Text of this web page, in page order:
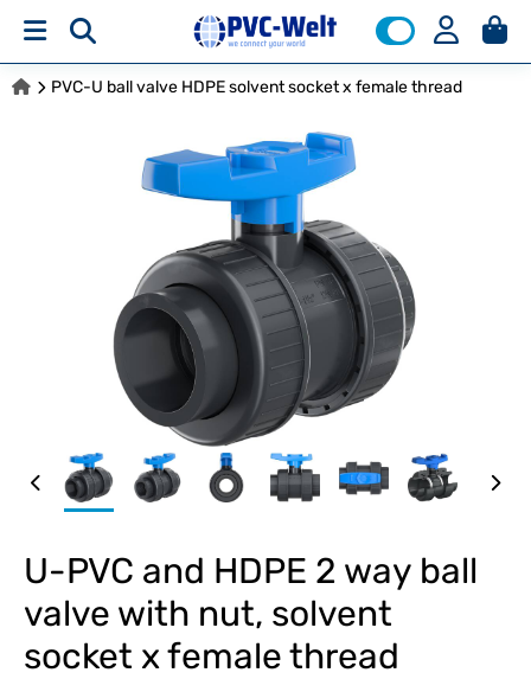
PVC-U ball valve HDPE solvent socket x female thread
U-PVC and HDPE 2 way ball
valve with nut, solvent
socket x female thread